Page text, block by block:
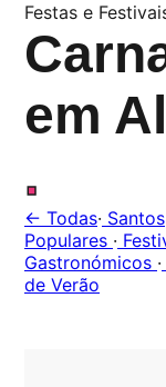
Festas e
em
.
← Todas· Santos
Populares ·
Gastronómicos ·
de Verão